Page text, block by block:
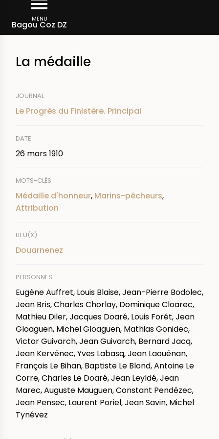
contenu
MENU
Bagou Coz DZ
d'Ariane
Rechercher dans la presse
La médaille
JOURNAL
Le Progrès du Finistère. Principal
DATE
26 mars 1910
MOTS-CLÉS
Médaille d'honneur, Marins-pêcheurs,
Attribution
LIEU(X)
Douarnenez
PERSONNES
Eugène Auffret, Louis Blaise, Jean-Pierre Bodolec,
Jean Bris, Charles Chorlay, Dominique Cloarec,
Mathieu Diler, Jacques Doaré, Louis Forêt, Jean
Gloaguen, Michel Gloaguen, Mathias Gonidec,
Victor Guivarch, Jean Guivarch, Bernard Jacq,
Jean Kervénec, Yves Labasq, Jean Laouénan,
François Le Bihan, Baptiste Le Blond, Antoine Le
Corre, Charles Le Doaré, Jean Leyldé, Jean
Marec, Auguste Mauguen, Constant Pendézec,
Jean Pensec, Laurent Poriel, Jean Savin, Michel
Tynévez